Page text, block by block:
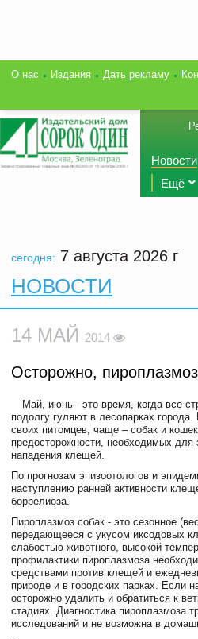
О нас Издания Дать рекламу
Новости
Ещё
сегодня: 7 августа 2026 г
НОВОСТИ
14 МАЙ 2014
Осторожно,
Май, июнь - это время, когда все
подолгу гуляют в лесопарках
своих питомцев, чаще – собак и
предосторожности, необходимых для
нападения клещей.
По прогнозам эпизоотологов и
наступлению ранней активности
боррелиоза.
Пироплазмоз собак - это сезонное
передающееся с укусом иксодовых
слабостью животного, высокой
профилактики пироплазмоза
средствами против клещей и
природе и в городских парках. Если
осторожно удалить и обратиться к
стадиях. Диагностика пироплазмоза
исследований и не возможна в